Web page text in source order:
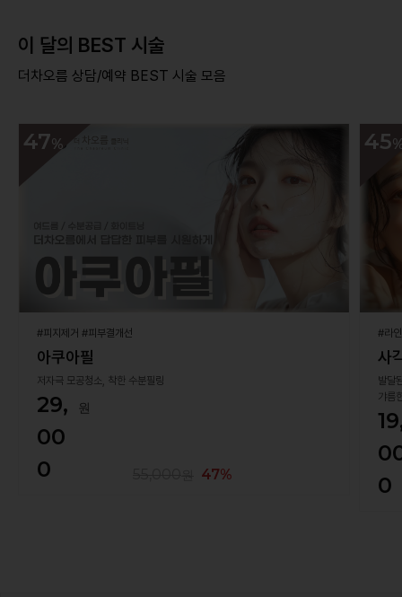
이 달의 BEST 시술
더차오름 상담/예약 BEST 시술 모음
47
#피지제거 #피부결개선
아쿠아필
저자극 모공청소, 착한 수분필링
47
29,
00
0
45
#라
사
발달
갸름
0